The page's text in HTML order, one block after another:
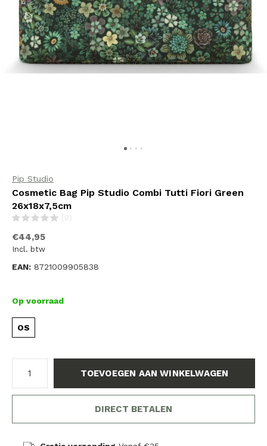
Pip Studio
Cosmetic Bag Pip Studio Combi Tutti Fiori Green
26x18x7,5cm
(0)
€44,95
Incl. btw
EAN: 8721009905838
Op voorraad
OS
TOEVOEGEN AAN WINKELWAGEN
DIRECT BETALEN